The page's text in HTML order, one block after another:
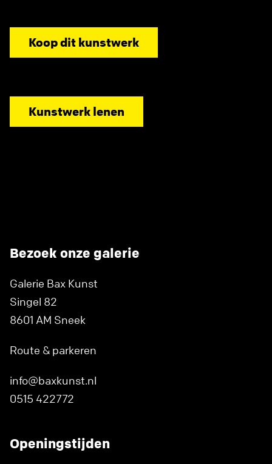
Koop dit kunstwerk
Kunstwerk lenen
Bezoek onze galerie
Galerie Bax Kunst
Singel 82
8601 AM Sneek
Route & parkeren
info@baxkunst.nl
0515 422772
Openingstijden